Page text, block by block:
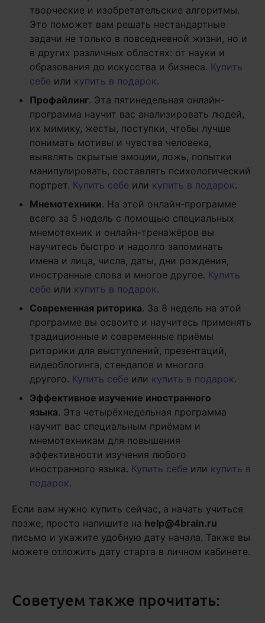
творческие и изобретательские алгоритмы.
Это поможет вам решать нестандартные
задачи не только в повседневной жизни, но и
в других различных областях: от науки и
образования до искусства и бизнеса. Купить
себе или купить в подарок.
Профайлинг. Эта пятинедельная онлайн-
программа научит вас анализировать людей,
их мимику, жесты, поступки, чтобы лучше
понимать мотивы и чувства человека,
выявлять скрытые эмоции, ложь, попытки
манипулировать, составлять психологический
портрет. Купить себе или купить в подарок.
Мнемотехники. На этой онлайн-программе
всего за 5 недель с помощью специальных
мнемотехник и онлайн-тренажёров вы
научитесь быстро и надолго запоминать
имена и лица, числа, даты, дни рождения,
иностранные слова и многое другое. Купить
себе или купить в подарок.
Современная риторика. За 8 недель на этой
программе вы освоите и научитесь применять
традиционные и современные приёмы
риторики для выступлений, презентаций,
видеоблогинга, стендапов и многого
другого. Купить себе или купить в подарок.
Эффективное изучение иностранного
языка. Эта четырёхнедельная программа
научит вас специальным приёмам и
мнемотехникам для повышения
эффективности изучения любого
иностранного языка. Купить себе или купить в
подарок.
Если вам нужно купить сейчас, а начать учиться
позже, просто напишите на help@4brain.ru
письмо и укажите удобную дату начала. Также вы
можете отложить дату старта в личном кабинете.
Советуем также прочитать: